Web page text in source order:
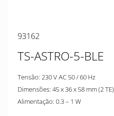
93162
TS-ASTRO-5-BLE
Tensão: 230 V AC 50 / 60 Hz
Dimensões: 45 x 36 x 58 mm (2 TE)
Alimentação: 0.3 – 1 W